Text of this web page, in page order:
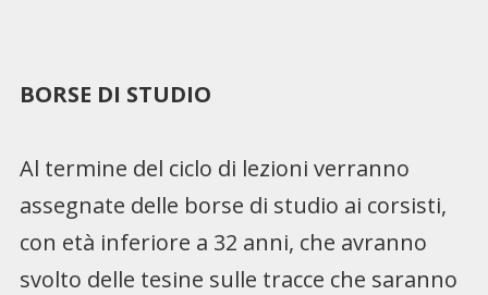
BORSE DI STUDIO
Al termine del ciclo di lezioni verranno
assegnate delle borse di studio ai corsisti,
con età inferiore a 32 anni, che avranno
svolto delle tesine sulle tracce che saranno